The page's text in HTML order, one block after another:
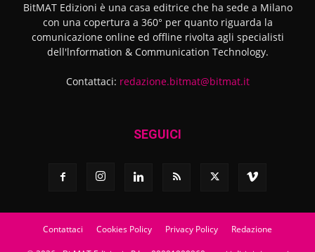
BitMAT Edizioni è una casa editrice che ha sede a Milano
con una copertura a 360° per quanto riguarda la
comunicazione online ed offline rivolta agli specialisti
dell'lnformation & Communication Technology.
Contattaci: redazione.bitmat@bitmat.it
SEGUICI
Contattaci Cookies Policy Privacy Policy Redazione